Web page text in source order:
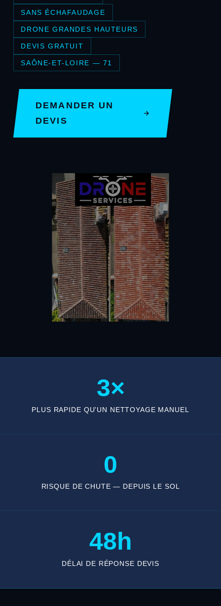
SANS ÉCHAFAUDAGE
DRONE GRANDES HAUTEURS
DEVIS GRATUIT
SAÔNE-ET-LOIRE — 71
DEMANDER UN
DEVIS
3×
PLUS RAPIDE QU'UN NETTOYAGE MANUEL
0
RISQUE DE CHUTE — DEPUIS LE SOL
48h
DÉLAI DE RÉPONSE DEVIS